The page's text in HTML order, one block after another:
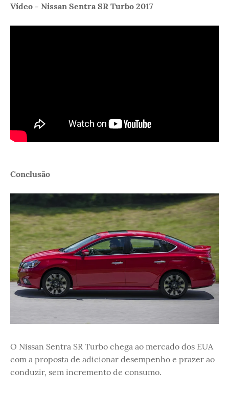
Vídeo - Nissan Sentra SR Turbo 2017
Conclusão
O Nissan Sentra SR Turbo chega ao mercado dos EUA
com a proposta de adicionar desempenho e prazer ao
conduzir, sem incremento de consumo.